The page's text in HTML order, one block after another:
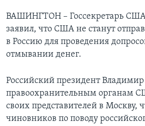
ВАШИНГТОН – Госсекретарь
заявил, что США не станут
в Россию для проведения
отмывании денег.
Российский президент
правоохранительным органам
своих представителей в Москву,
чиновников по поводу